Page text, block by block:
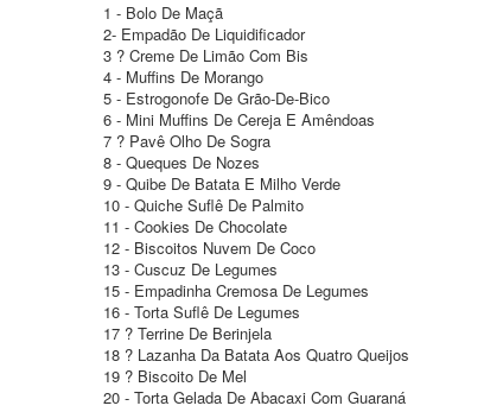
1 - Bolo De Maçã
2- Empadão De Liquidificador
3 ? Creme De Limão Com Bis
4 - Muffins De Morango
5 - Estrogonofe De Grão-De-Bico
6 - Mini Muffins De Cereja E Amêndoas
7 ? Pavê Olho De Sogra
8 - Queques De Nozes
9 - Quibe De Batata E Milho Verde
10 - Quiche Suflê De Palmito
11 - Cookies De Chocolate
12 - Biscoitos Nuvem De Coco
13 - Cuscuz De Legumes
15 - Empadinha Cremosa De Legumes
16 - Torta Suflê De Legumes
17 ? Terrine De Berinjela
18 ? Lazanha Da Batata Aos Quatro Queijos
19 ? Biscoito De Mel
20 - Torta Gelada De Abacaxi Com Guaraná